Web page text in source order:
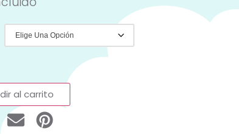
al carrito